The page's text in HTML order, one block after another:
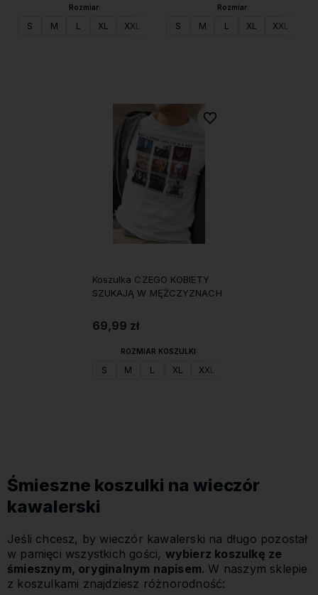
Rozmiar:
S M L XL XXL
Rozmiar:
S M L XL XXL
Koszulka CZEGO KOBIETY
SZUKAJĄ W MĘŻCZYZNACH
69,99 zł
ROZMIAR KOSZULKI:
S M L XL XXL
Do ulubionych
Śmieszne koszulki na wieczór
kawalerski
Jeśli chcesz, by wieczór kawalerski na długo pozostał
w pamięci wszystkich gości, wybierz koszulkę ze
śmiesznym, oryginalnym napisem. W naszym sklepie
z koszulkami znajdziesz różnorodność: